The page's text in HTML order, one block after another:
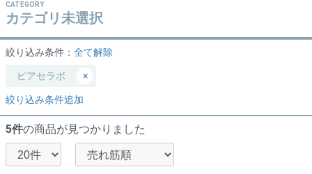
CATEGORY
カテゴリ未選択
絞り込み条件： 全て解除
ピアセラボ ×
絞り込み条件追加
5件の商品が見つかりました